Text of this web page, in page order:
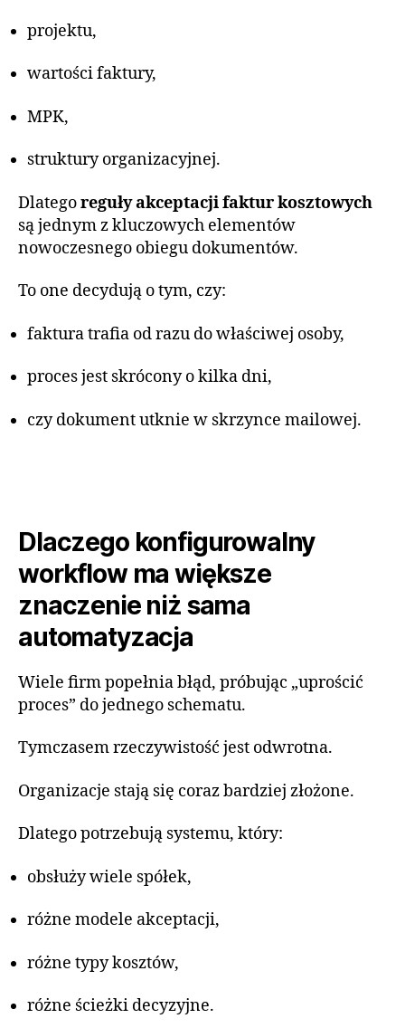
projektu,
wartości faktury,
MPK,
struktury organizacyjnej.
Dlategoreguły akceptacji faktur kosztowych
są jednym z kluczowych elementów
nowoczesnego obiegu dokumentów.
To one decydują o tym, czy:
faktura trafia od razu do właściwej osoby,
proces jest skrócony o kilka dni,
czy dokument utknie w skrzynce mailowej.
Dlaczego konfigurowalny
workflow ma większe
znaczenie niż sama
automatyzacja
Wiele firm popełnia błąd, próbując „uprościć
proces” do jednego schematu.
Tymczasem rzeczywistość jest odwrotna.
Organizacje stają się coraz bardziej złożone.
Dlatego potrzebują systemu, który:
obsłuży wiele spółek,
różne modele akceptacji,
różne typy kosztów,
różne ścieżki decyzyjne.